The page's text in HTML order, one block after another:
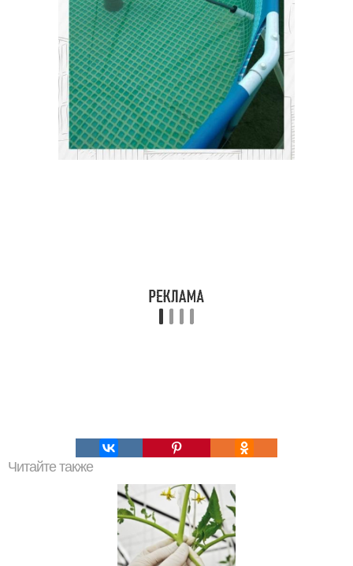
Читайте также